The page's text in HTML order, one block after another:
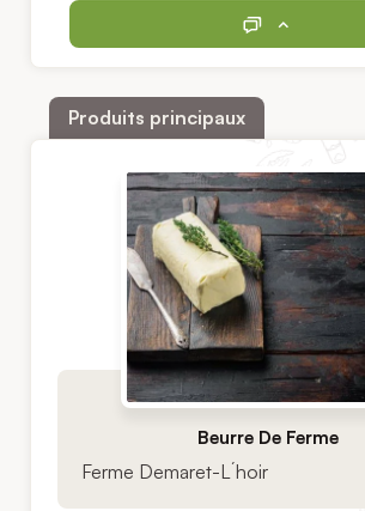
Produits principaux
Beurre De Ferme
Ferme Demaret-L´hoir